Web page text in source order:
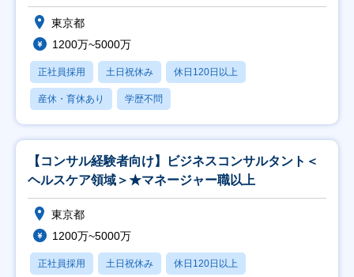
東京都
1200万~5000万
正社員採用 土日祝休み 休日120日以上
産休・育休あり 学歴不問
【コンサル経験者向け】ビジネスコンサルタント＜
ヘルスケア領域＞★マネージャー職以上
東京都
1200万~5000万
正社員採用 土日祝休み 休日120日以上